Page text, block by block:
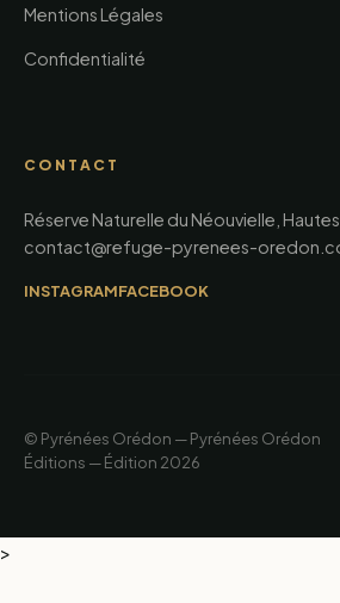
Mentions Légales
Confidentialité
CONTACT
Réserve Naturelle du Néouvielle,
contact@refuge-pyrenees-
INSTAGRAMFACEBOOK
© Pyrénées Orédon — Pyrénées Orédon
Éditions — Édition 2026
>